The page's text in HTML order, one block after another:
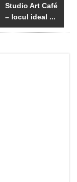
Studio Art Café
– locul ideal ...